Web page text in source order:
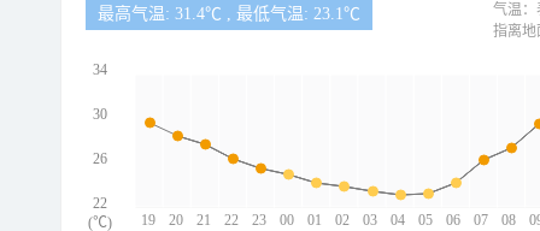
最高气温: 31.4℃ , 最低气温: 23.1℃
19 20 21 22 23 00 01 02 03 04 05 06 07 08
34
30
26
22
(℃)
气温：
指离地